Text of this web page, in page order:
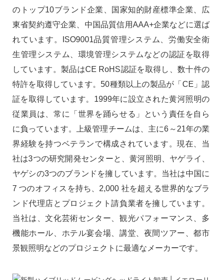
のトップ10ブランド企業、国家知的財産標準企業、広
東省契約遵守企業、中国品質信用AAA+企業などに選ば
れています。ISO9001品質管理システム、労働安全衛
生管理システム、環境管理システムなどの認証を取得
しています。製品はCE RoHS認証を取得し、数十件の
特許を取得しています。50種類以上の製品が「CE」認
証を取得しています。1999年に設立された黄河照明の
従業員は、常に「世界を踊らせる」という責任を自ら
に負っています。上級管理チームは、主に6～21年の業
界経験を持つベテランで構成されています。現在、当
社は3つの研究開発センターと、黄河照明、ヤゲライ、
ヤゲシの3つのブランドを擁しています。当社は中国に
7 つのオフィスを持ち、2,000 社を超える世界的なブラ
ンド代理店とプロジェクト請負業者を擁しています。
当社は、文化芸術センター、観光パフォーマンス、多
機能ホール、ホテル宴会場、講堂、夜間ツアー、都市
景観照明などのプロジェクトに最適なメーカーです。